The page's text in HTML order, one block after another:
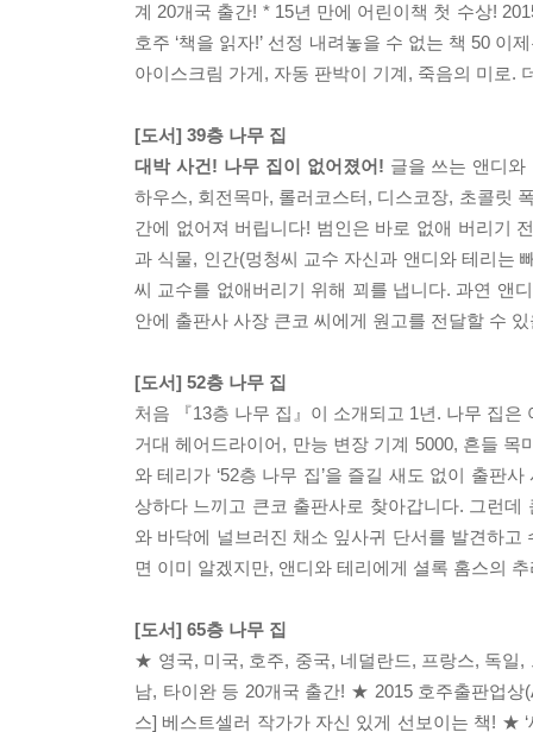
계 20개국 출간! * 15년 만에 어린이책 첫 수상!
호주 ‘책을 읽자!’ 선정 내려놓을 수 없는 책 50 이
아이스크림 가게, 자동 판박이 기계, 죽음의 미로.
[도서] 39층 나무 집
대박 사건! 나무 집이 없어졌어! 글을 쓰는 앤디와
하우스, 회전목마, 롤러코스터, 디스코장, 초콜릿
간에 없어져 버립니다! 범인은 바로 없애 버리기
과 식물, 인간(멍청씨 교수 자신과 앤디와 테리는
씨 교수를 없애버리기 위해 꾀를 냅니다. 과연 앤
안에 출판사 사장 큰코 씨에게 원고를 전달할 수
[도서] 52층 나무 집
처음 『13층 나무 집』이 소개되고 1년. 나무 집은
거대 헤어드라이어, 만능 변장 기계 5000, 흔들
와 테리가 ‘52층 나무 집’을 즐길 새도 없이 출
상하다 느끼고 큰코 출판사로 찾아갑니다. 그런데
와 바닥에 널브러진 채소 잎사귀 단서를 발견하
면 이미 알겠지만, 앤디와 테리에게 셜록 홈스의
[도서] 65층 나무 집
★ 영국, 미국, 호주, 중국, 네덜란드, 프랑스, 독일
남, 타이완 등 20개국 출간! ★ 2015 호주출판업
스] 베스트셀러 작가가 자신 있게 선보이는 책! ★